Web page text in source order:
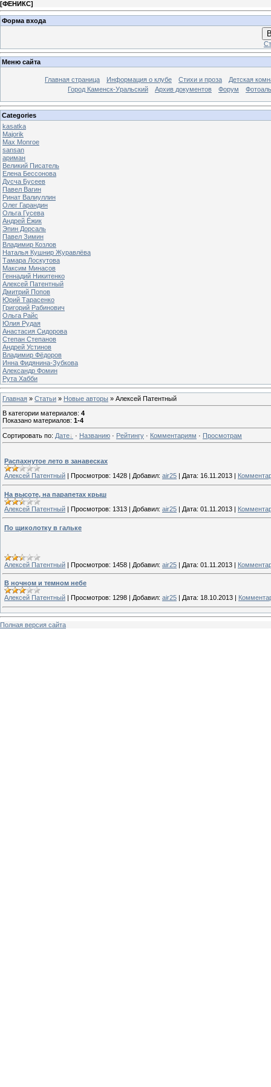
[ФЕНИКС]
Форма входа
Меню сайта
Главная страница Информация о клубе Стихи и проза
Детская
Город Каменск-Уральский
Архив документов Форум
Categories
kasatka
Majorik
Max Monroe
sansan
ариман
Великий Писатель
Елена Бессонова
Дусча Бусеев
Павел Вагин
Ринат Валиуллин
Олег Гарандин
Ольга Гусева
Андрей Ёжик
Эпин Дорсаль
Павел Зимин
Владимир Козлов
Наталья Кушнир Журавлёва
Тамара Лоскутова
Максим Минасов
Геннадий Никитенко
Алексей Патентный
Дмитрий Попов
Юрий Тарасенко
Григорий Рабинович
Ольга Райс
Юлия Рудая
Анастасия Сидорова
Степан Степанов
Андрей Устинов
Владимир Фёдоров
Инна Фидянина-Зубкова
Александр Фомин
Рута Хабби
Главная » Статьи » Новые авторы » Алексей Патентный
В категории материалов: 4
Показано материалов: 1-4
Сортировать по: Дате · Названию · Рейтингу · Комментариям · Просмотрам
Распахнутое лето в занавесках
Алексей Патентный
Просмотров: 1428 Добавил: air25 Дата: 16.11.2013
На высоте, на парапетах крыш
Алексей Патентный | Просмотров: 1313 | Добавил: air25 | Дата: 01.11.2013 |
По щиколотку в гальке
Алексей Патентный | Просмотров: 1458 | Добавил: air25 | Дата: 01.11.2013 |
В ночном и темном небе
Алексей Патентный
Просмотров: 1298 Добавил: air25 Дата: 18.10.2013
Полная версия сайта